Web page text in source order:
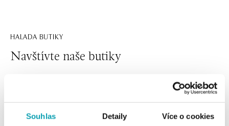
Souhlas Detaily Více o cookies
HALADA BUTIKY
Navštívte naše butiky